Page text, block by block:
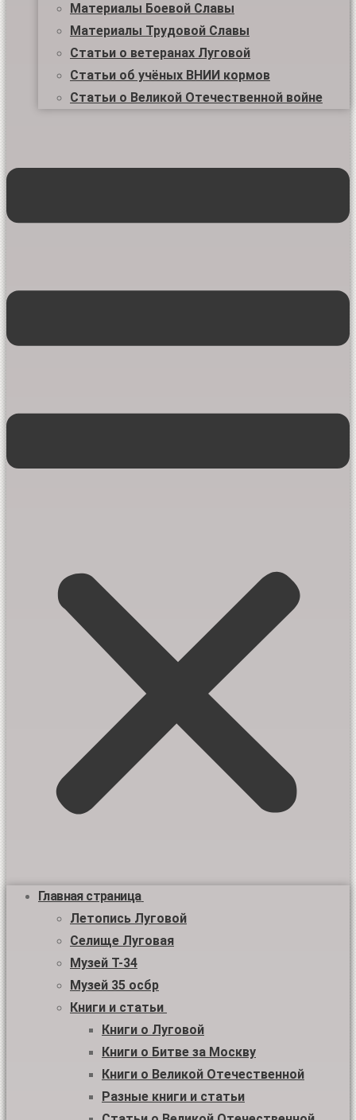
Материалы Боевой Славы
Материалы Трудовой Славы
Статьи о ветеранах Луговой
Статьи об учёных ВНИИ кормов
Статьи о Великой Отечественной войне
Главная страница
Летопись Луговой
Селище Луговая
Музей Т-34
Музей 35 осбр
Книги и статьи
Книги о Луговой
Книги о Битве за Москву
Книги о Великой Отечественной
Разные книги и статьи